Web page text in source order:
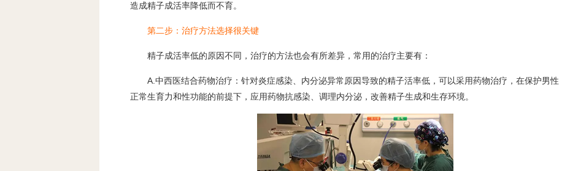
造成精子成活率降低而不育。
第二步：治疗方法选择很关键
精子成活率低的原因不同，治疗的方法也会有所差异，常用的治疗主要有：
A.中西医结合药物治疗：针对炎症感染、内分泌异常原因导致的精子活率低，可以采用药物治疗，在保护男性
正常生育力和性功能的前提下，应用药物抗感染、调理内分泌，改善精子生成和生存环境。